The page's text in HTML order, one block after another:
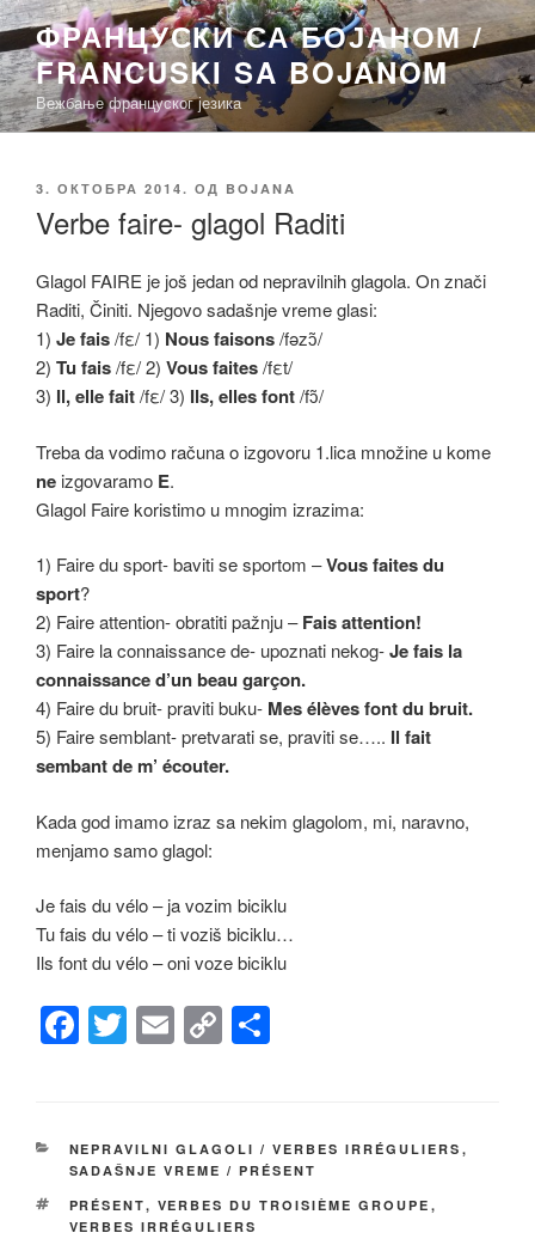
Скочи
на
садржај
ФРАНЦУСКИ СА БОЈАНОМ /
FRANCUSKI SA BOJANOM
Вежбање француског језика
ОБЈАВЉЕНО
3. ОКТОБРА 2014. ОД BOJANA
Verbe faire- glagol Raditi
Glagol FAIRE je još jedan od nepravilnih glagola. On znači
Raditi, Činiti. Njegovo sadašnje vreme glasi:
1) Je fais/fε/ 1) Nous faisons/fǝzɔ̃/
2) Tu fais/fε/ 2) Vous faites/fεt/
3) Il, elle fait/fε/ 3) Ils, elles font/fɔ̃/
Treba da vodimo računa o izgovoru 1.lica množine u kome
ne izgovaramo E.
Glagol Faire koristimo u mnogim izrazima:
1) Faire du sport- baviti se sportom –Vous faites du
sport?
2) Faire attention- obratiti pažnju –Fais attention!
3) Faire la connaissance de- upoznati nekog-Je fais la
connaissance d’un beau garçon.
4) Faire du bruit- praviti buku- Mes élèves font du bruit.
5) Faire semblant- pretvarati se, praviti se….. Il fait
sembant de m’ écouter.
Kada god imamo izraz sa nekim glagolom, mi, naravno,
menjamo samo glagol:
Je fais du vélo – ja vozim biciklu
Tu fais du vélo – ti voziš biciklu…
Ils font du vélo – oni voze biciklu
F
a
e
b
o
T
wi
er
E
m
C
o
y
Li
n
e
КАТЕГОРИЈЕ
NEPRAVILNI GLAGOLI / VERBES IRRÉGULIERS ,
SADAŠNJE VREME / PRÉSENT
ОЗНАКЕ
PRÉSENT, VERBES DU TROISIÈME GROUPE ,
VERBES IRRÉGULIERS